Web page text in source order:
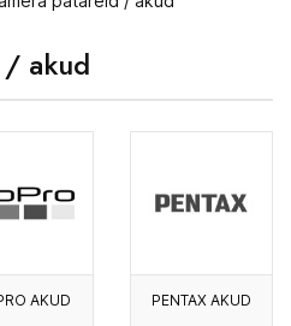
/ akud
AKUD PENTAX AKUD